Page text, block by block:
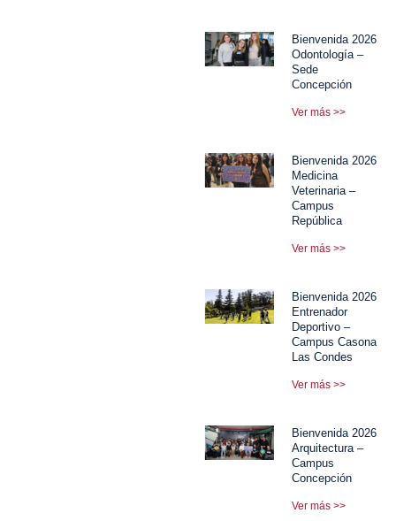
Bienvenida 2026
Odontología –
Sede
Concepción
Ver más >>
Bienvenida 2026
Medicina
Veterinaria –
Campus
República
Ver más >>
Bienvenida 2026
Entrenador
Deportivo –
Campus Casona
Las Condes
Ver más >>
Bienvenida 2026
Arquitectura –
Campus
Concepción
Ver más >>